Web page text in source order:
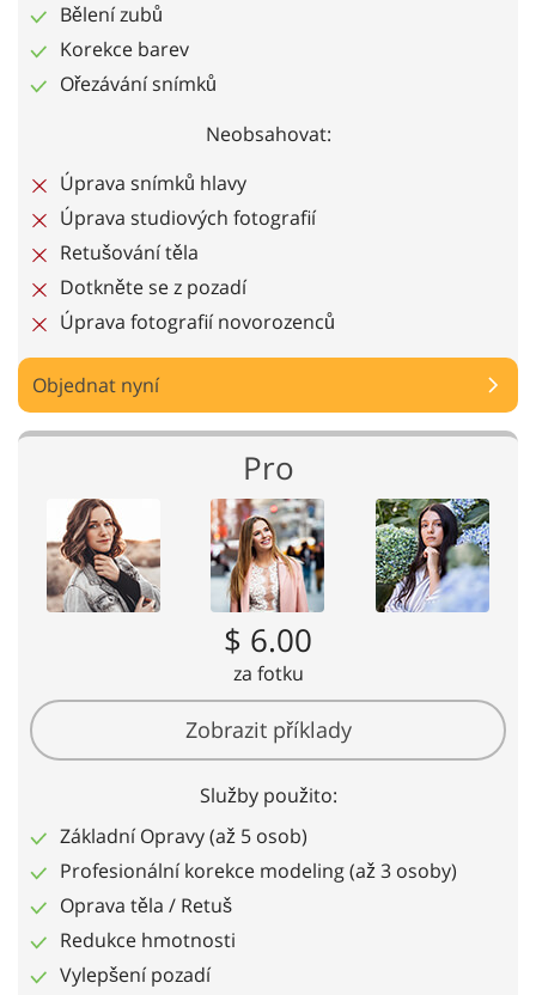
Bělení zubů
Korekce barev
Ořezávání snímků
Neobsahovat:
Úprava snímků hlavy
Úprava studiových fotografií
Retušování těla
Dotkněte se z pozadí
Úprava fotografií novorozenců
Objednat nyní
Pro
$ 6.00
za fotku
Zobrazit příklady
Služby použito:
Základní Opravy (až 5 osob)
Profesionální korekce modeling (až 3 osoby)
Oprava těla / Retuš
Redukce hmotnosti
Vylepšení pozadí